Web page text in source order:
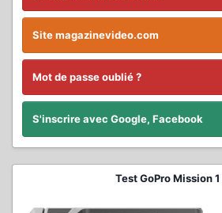
Site magazinevideo.com
Mot de passe oublié ?
S'inscrire avec Google, Facebook
Test GoPro Mission 1